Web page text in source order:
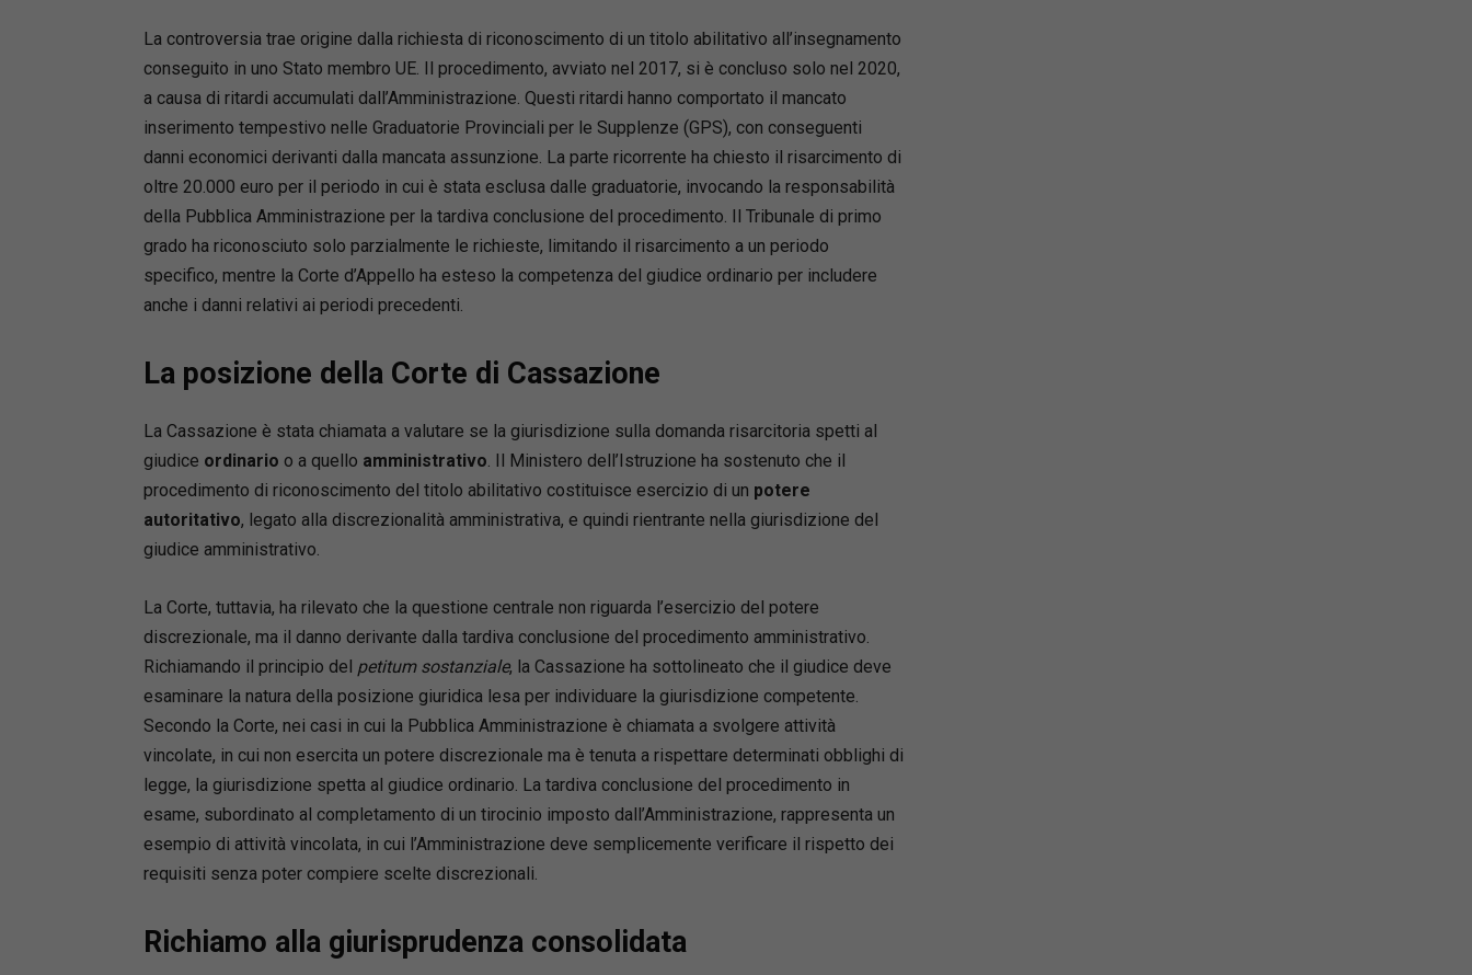
La controversia trae origine dalla richiesta di riconoscimento di un titolo abilitativo all’insegnamento
conseguito in uno Stato membro UE. Il procedimento, avviato nel 2017, si è concluso solo nel 2020,
a causa di ritardi accumulati dall’Amministrazione. Questi ritardi hanno comportato il mancato
inserimento tempestivo nelle Graduatorie Provinciali per le Supplenze (GPS), con conseguenti
danni economici derivanti dalla mancata assunzione. La parte ricorrente ha chiesto il risarcimento di
oltre 20.000 euro per il periodo in cui è stata esclusa dalle graduatorie, invocando la responsabilità
della Pubblica Amministrazione per la tardiva conclusione del procedimento. Il Tribunale di primo
grado ha riconosciuto solo parzialmente le richieste, limitando il risarcimento a un periodo
specifico, mentre la Corte d’Appello ha esteso la competenza del giudice ordinario per includere
anche i danni relativi ai periodi precedenti.
La posizione della Corte di Cassazione
La Cassazione è stata chiamata a valutare se la giurisdizione sulla domanda risarcitoria spetti al
giudice ordinario o a quello amministrativo. Il Ministero dell’Istruzione ha sostenuto che il
procedimento di riconoscimento del titolo abilitativo costituisce esercizio di un potere
autoritativo, legato alla discrezionalità amministrativa, e quindi rientrante nella giurisdizione del
giudice amministrativo.
La Corte, tuttavia, ha rilevato che la questione centrale non riguarda l’esercizio del potere
discrezionale, ma il danno derivante dalla tardiva conclusione del procedimento amministrativo.
Richiamando il principio del petitum sostanziale, la Cassazione ha sottolineato che il giudice deve
esaminare la natura della posizione giuridica lesa per individuare la giurisdizione competente.
Secondo la Corte, nei casi in cui la Pubblica Amministrazione è chiamata a svolgere attività
vincolate, in cui non esercita un potere discrezionale ma è tenuta a rispettare determinati obblighi di
legge, la giurisdizione spetta al giudice ordinario. La tardiva conclusione del procedimento in
esame, subordinato al completamento di un tirocinio imposto dall’Amministrazione, rappresenta un
esempio di attività vincolata, in cui l’Amministrazione deve semplicemente verificare il rispetto dei
requisiti senza poter compiere scelte discrezionali.
Richiamo alla giurisprudenza consolidata